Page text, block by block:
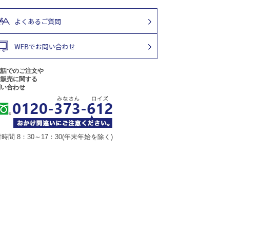
でのご注文や
売に関する
合わせ
時間 8：30～17：30(年末年始を除く)